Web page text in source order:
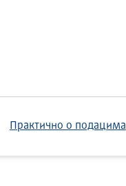
Практично о подацима